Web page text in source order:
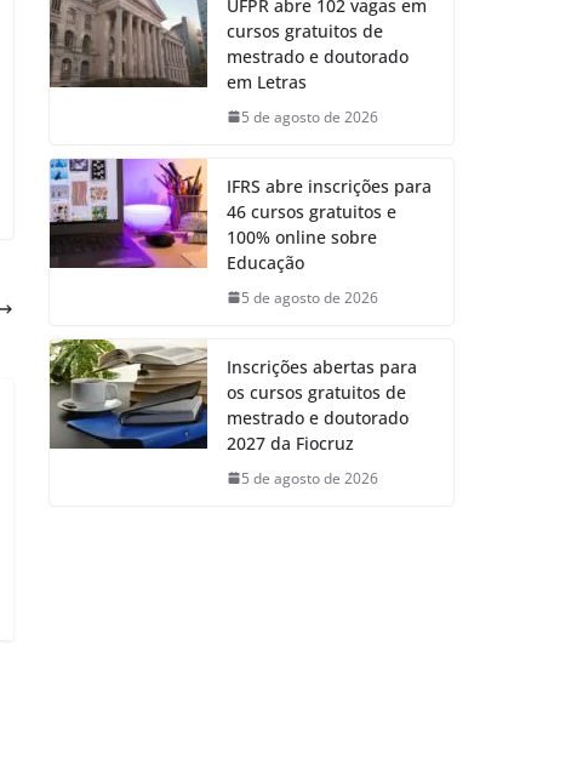
UFPR abre 102 vagas em
cursos gratuitos de
mestrado e doutorado
em Letras
5 de agosto de 2026
IFRS abre inscrições para
46 cursos gratuitos e
100% online sobre
Educação
5 de agosto de 2026
Inscrições abertas para
os cursos gratuitos de
mestrado e doutorado
2027 da Fiocruz
5 de agosto de 2026